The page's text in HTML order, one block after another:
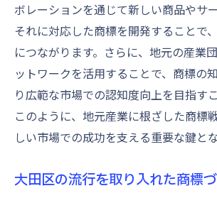
ボレーションを通じて新しい商品やサ
それに対応した商標を開発することで
につながります。さらに、地元の産業
ットワークを活用することで、商標の
り広範な市場での認知度向上を目指す
このように、地元産業に根ざした商標
しい市場での成功を支える重要な鍵とな
大田区の流行を取り入れた商標